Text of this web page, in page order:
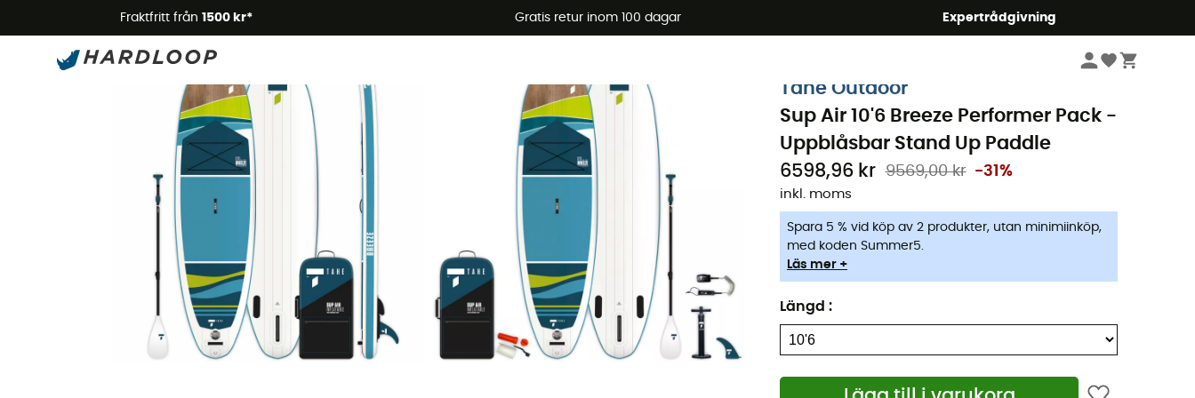
Fraktfritt från 1500 kr* Gratis retur inom 100 dagar Expertrådgivning
Sommarerbjudanden 🔥 -5 % EXTRA vid köp av 2 produkter* kod Summer5
Tahe Outdoor
Sup Air 10'6 Breeze Performer Pack -
Uppblåsbar Stand Up Paddle
6598,96 kr 9569,00 kr -31%
inkl. moms
Spara 5 % vid köp av 2 produkter, utan minimiinköp,
med koden Summer5.
Läs mer +
Längd :